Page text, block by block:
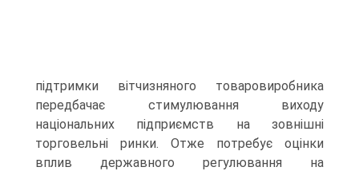
підтримки вітчизняного товаровиробника
передбачає стимулювання виходу
національних підприємств на зовнішні
торговельні ринки. Отже потребує оцінки
вплив державного регулювання на